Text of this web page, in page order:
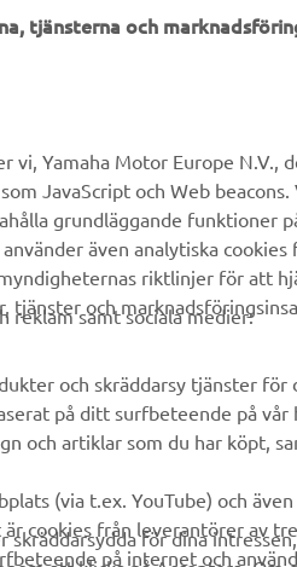
Reservdelskatalog
Yamaha-återförsäljare
Hantering av avfall från
batterier
Läs
tjänsterna och
vi, Yamaha Motor Europe N.V.,
JavaScript och Web beacons.
grundläggande funktioner
även analytiska cookies
riktlinjer för att
tjänster och
reklam samt sociala medier:
och skräddarsy tjänster för
på ditt surfbeteende på vår
och artiklar som du har köpt,
(via t.ex. YouTube) och
cookies från leverantörer av
på internet och
skräddarsydda för dina intressen,